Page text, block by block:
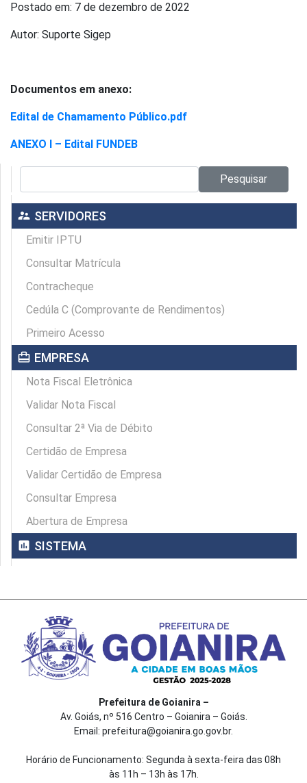
Postado em: 7 de dezembro de 2022
Autor: Suporte Sigep
Documentos em anexo:
Edital de Chamamento Público.pdf
ANEXO I – Edital FUNDEB
Pesquisar
supervisor_account SERVIDORES
Emitir IPTU
Consultar Matrícula
Contracheque
Cedúla C (Comprovante de Rendimentos)
Primeiro Acesso
card_travel EMPRESA
Nota Fiscal Eletrônica
Validar Nota Fiscal
Consultar 2ª Via de Débito
Certidão de Empresa
Validar Certidão de Empresa
Consultar Empresa
Abertura de Empresa
assessment SISTEMA
Prefeitura de Goianira –
Av. Goiás, nº 516 Centro – Goianira – Goiás.
Email: prefeitura@goianira.go.gov.br.
Horário de Funcionamento: Segunda à sexta-feira das 08h
às 11h – 13h às 17h.